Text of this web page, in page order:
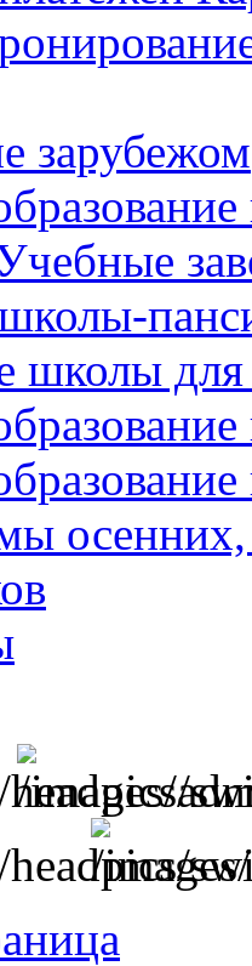
зарубежом
школы для
осенних,